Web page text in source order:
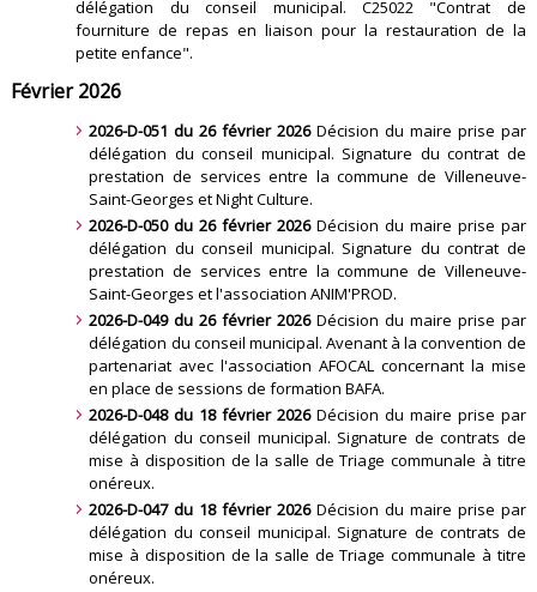
délégation du conseil municipal. C25022 "Contrat de
fourniture de repas en liaison pour la restauration de la
petite enfance".
Février 2026
2026-D-051 du 26 février 2026Décision du maire prise par
délégation du conseil municipal. Signature du contrat de
prestation de services entre la commune de Villeneuve-
Saint-Georges et Night Culture.
2026-D-050 du 26 février 2026Décision du maire prise par
délégation du conseil municipal. Signature du contrat de
prestation de services entre la commune de Villeneuve-
Saint-Georges et l'association ANIM'PROD.
2026-D-049 du 26 février 2026Décision du maire prise par
délégation du conseil municipal. Avenant à la convention de
partenariat avec l'association AFOCAL concernant la mise
en place de sessions de formation BAFA.
2026-D-048 du 18 février 2026Décision du maire prise par
délégation du conseil municipal. Signature de contrats de
mise à disposition de la salle de Triage communale à titre
onéreux.
2026-D-047 du 18 février 2026Décision du maire prise par
délégation du conseil municipal. Signature de contrats de
mise à disposition de la salle de Triage communale à titre
onéreux.